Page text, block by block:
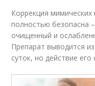
Коррекция
полностью безопасна
очищенный и
Препарат выводится
суток, но действие